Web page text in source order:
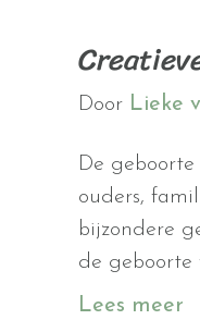
Door Lieke
De
ouders,
bijzondere
de geboorte
Lees meer